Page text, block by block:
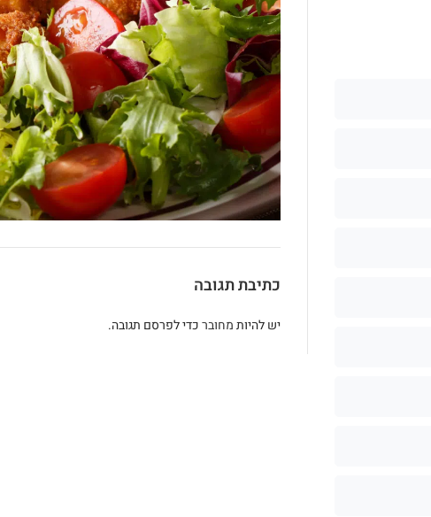
כתיבת תגובה
יש להיותמחוברכדי לפרסם תגובה.